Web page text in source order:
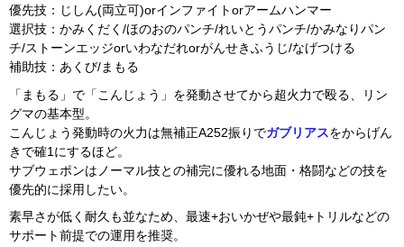
優先技：じしん(両立可)orインファイトorアームハンマー
選択技：かみくだく/ほのおのパンチ/れいとうパンチ/かみなりパン
チ/ストーンエッジorいわなだれorがんせきふうじ/なげつける
補助技：あくび/まもる
「まもる」で「こんじょう」を発動させてから超火力で殴る、リン
グマの基本型。
こんじょう発動時の火力は無補正A252振りでガブリアスをからげん
きで確1にするほど。
サブウェポンはノーマル技との補完に優れる地面・格闘などの技を
優先的に採用したい。
素早さが低く耐久も並なため、最速+おいかぜや最鈍+トリルなどの
サポート前提での運用を推奨。